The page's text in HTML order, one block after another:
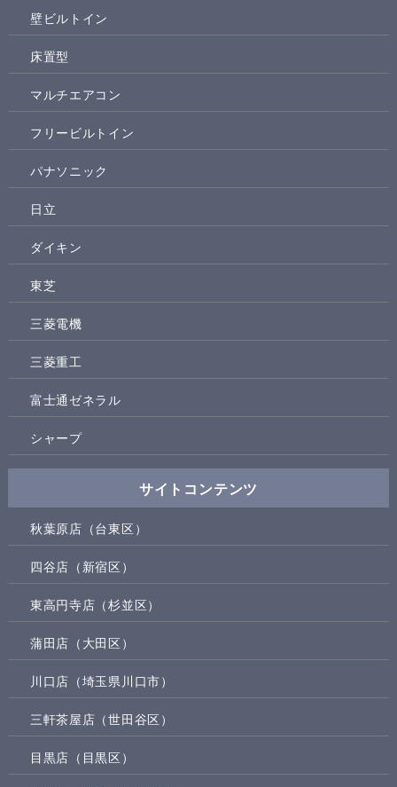
壁ビルトイン
床置型
マルチエアコン
フリービルトイン
パナソニック
日立
ダイキン
東芝
三菱電機
三菱重工
富士通ゼネラル
シャープ
サイトコンテンツ
秋葉原店（台東区）
四谷店（新宿区）
東高円寺店（杉並区）
蒲田店（大田区）
川口店（埼玉県川口市）
三軒茶屋店（世田谷区）
目黒店（目黒区）